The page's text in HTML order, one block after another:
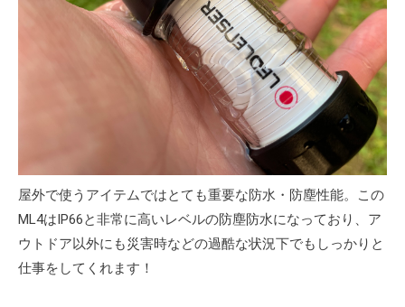
屋外で使うアイテムではとても重要な防水・防塵性能。この
ML4はIP66と非常に高いレベルの防塵防水になっており、ア
ウトドア以外にも災害時などの過酷な状況下でもしっかりと
仕事をしてくれます！